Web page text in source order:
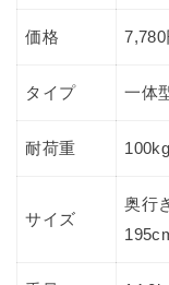
価格
タイプ 一体
耐荷重 100kg
サイズ
奥行